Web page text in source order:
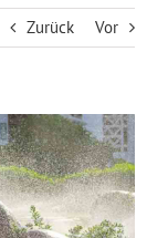
Zurück Vor